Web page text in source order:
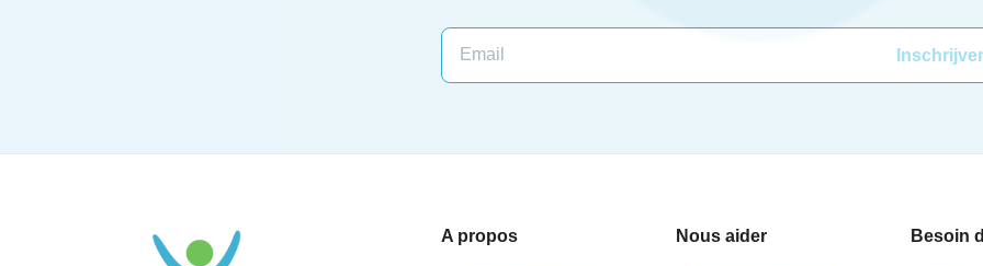
A propos Nous aider Besoin